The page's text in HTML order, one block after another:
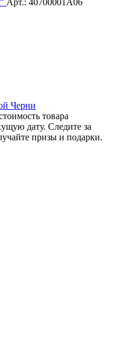
товара
дату. Следите за
призы и подарки.